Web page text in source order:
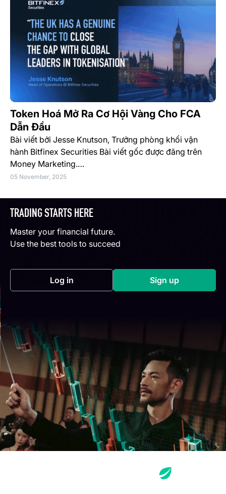
Token Hoá Mở Ra Cơ Hội Vàng Cho FCA
Dẫn Đầu
Bài viết bởi Jesse Knutson, Trưởng phòng khối vận
hành Bitfinex Securities Bài viết gốc được đăng trên
Money Marketing.…
05 November, 2025
TRADING STARTS HERE
Master your financial future.
Use the best tools to succeed
Log in(opens in a new tab) Sign up(opens in a